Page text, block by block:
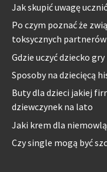
Jak skupić uwagę
Po czym poznać że
toksycznych partnerów
Gdzie uczyć dziecko
Sposoby na dziecięcą
Buty dla dzieci jakiej
dziewczynek na lato
Jaki krem dla
Czy single mogą być